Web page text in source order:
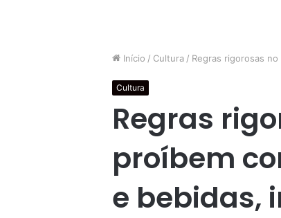
Início / Cultura / Regras rigorosas
Cultura
Regras
proíbem
e bebidas,